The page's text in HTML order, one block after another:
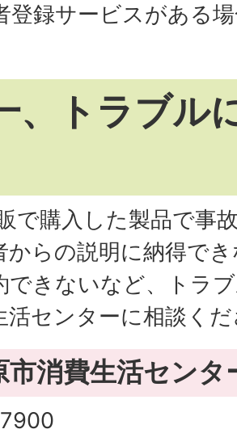
登録サービスがある
、トラブル
で購入した製品で事
からの説明に納得で
できないなど、トラ
活センターに相談く
市消費生活センタ